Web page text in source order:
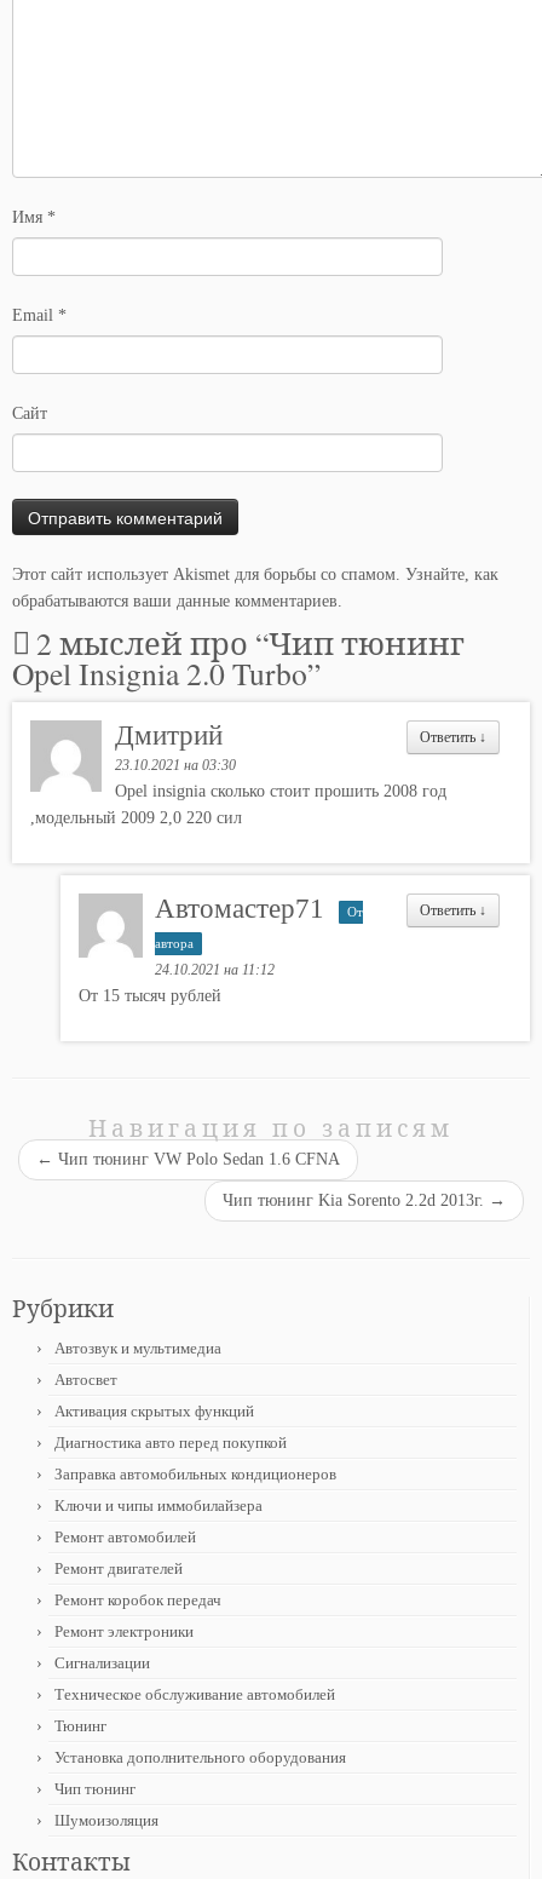
Имя *
Email *
Сайт
Этот сайт использует Akismet для борьбы со спамом. Узнайте, как
обрабатываются ваши данные комментариев
2 мыслей про “Чип тюнинг
Opel Insignia 2.0 Turbo”
Ответить ↓
Дмитрий
23.10.2021 на 03:30
Opel insignia сколько стоит прошить 2008 год
,модельный 2009 2,0 220 сил
Ответить ↓
Автомастер71 От
автора
24.10.2021 на 11:12
От 15 тысяч рублей
Навигация по записям
← Чип тюнинг VW Polo Sedan 1.6 CFNA
Чип тюнинг Kia Sorento 2.2d 2013г. →
Рубрики
Автозвук и мультимедиа
Автосвет
Активация скрытых функций
Диагностика авто перед покупкой
Заправка автомобильных кондиционеров
Ключи и чипы иммобилайзера
Ремонт автомобилей
Ремонт двигателей
Ремонт коробок передач
Ремонт электроники
Сигнализации
Техническое обслуживание автомобилей
Тюнинг
Установка дополнительного оборудования
Чип тюнинг
Шумоизоляция
Контакты